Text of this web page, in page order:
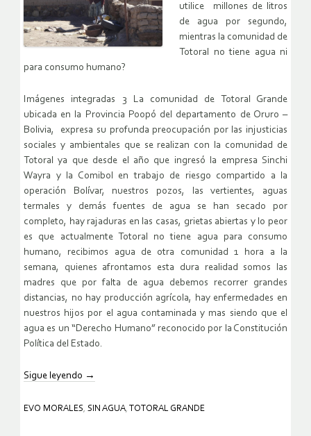
utilice millones de litros
de agua por segundo,
mientras la comunidad de
Totoral no tiene agua ni
para consumo humano?
Imágenes integradas 3 La comunidad de Totoral Grande
ubicada en la Provincia Poopó del departamento de Oruro –
Bolivia, expresa su profunda preocupación por las injusticias
sociales y ambientales que se realizan con la comunidad de
Totoral ya que desde el año que ingresó la empresa Sinchi
Wayra y la Comibol en trabajo de riesgo compartido a la
operación Bolívar, nuestros pozos, las vertientes, aguas
termales y demás fuentes de agua se han secado por
completo, hay rajaduras en las casas, grietas abiertas y lo peor
es que actualmente Totoral no tiene agua para consumo
humano, recibimos agua de otra comunidad 1 hora a la
semana, quienes afrontamos esta dura realidad somos las
madres que por falta de agua debemos recorrer grandes
distancias, no hay producción agrícola, hay enfermedades en
nuestros hijos por el agua contaminada y mas siendo que el
agua es un “Derecho Humano” reconocido por la Constitución
Política del Estado.
Sigue leyendo →
EVO MORALES, SIN AGUA, TOTORAL GRANDE